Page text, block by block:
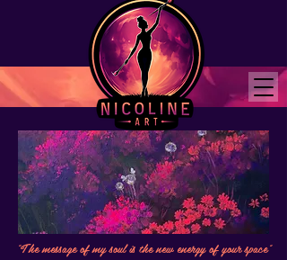
"The message of my soul is the new energy of your space"